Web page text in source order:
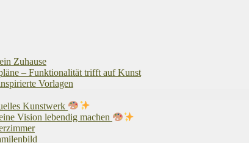
Zuhause
– Funktionalität trifft auf Kunst
Vorlagen
Kunstwerk
Vision lebendig machen